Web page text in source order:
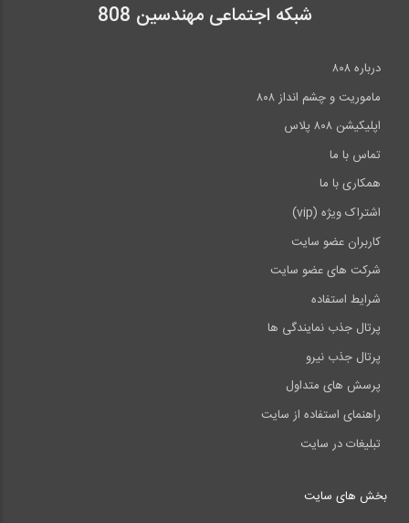
شبکه اجتماعی مهندسین 808
درباره ۸۰۸
ماموریت و چشم انداز ۸۰۸
اپلیکیشن ۸۰۸ پلاس
تماس با ما
همکاری با ما
اشتراک ویژه (vip)
کاربران عضو سایت
شرکت های عضو سایت
شرایط استفاده
پرتال جذب نمایندگی ها
پرتال جذب نیرو
پرسش های متداول
راهنمای استفاده از سایت
تبلیغات در سایت
بخش های سایت